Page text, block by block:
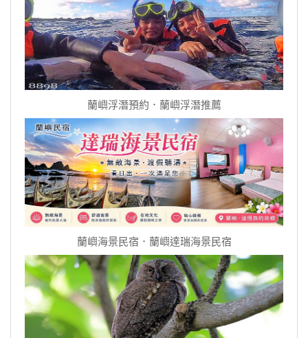
蘭嶼浮潛預約．蘭嶼浮潛推薦
蘭嶼海景民宿．蘭嶼達瑞海景民宿